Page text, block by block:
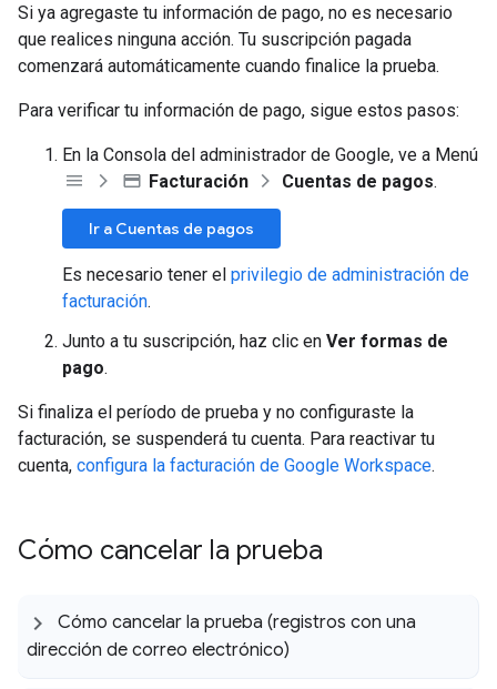
Si ya agregaste tu información de pago, no es necesario
que realices ninguna acción. Tu suscripción pagada
comenzará automáticamente cuando finalice la prueba.
Para verificar tu información de pago, sigue estos pasos:
En la Consola del administrador de Google, ve a Menú
Facturación
Cuentas de pagos.
Ir a Cuentas de pagos
Es necesario tener el privilegio de administración de
facturación.
Junto a tu suscripción, haz clic en Ver formas de
pago.
Si finaliza el período de prueba y no configuraste la
facturación, se suspenderá tu cuenta. Para reactivar tu
cuenta, configura la facturación de Google Workspace.
Cómo cancelar la prueba
Cómo cancelar la prueba (registros con una
dirección de correo electrónico)